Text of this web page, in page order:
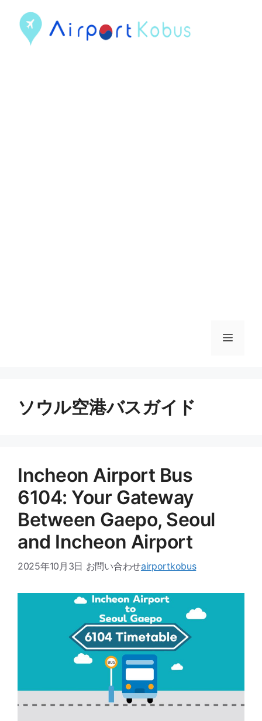
메
ソウル空港バスガイド
Incheon Airport Bus
6104: Your Gateway
Between Gaepo, Seoul
and Incheon Airport
2025年10月3日 お問い合わせairportkobus